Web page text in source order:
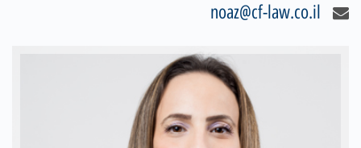
noaz@cf-law.co.il